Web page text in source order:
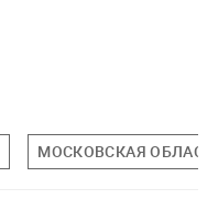
МОСКОВСКАЯ